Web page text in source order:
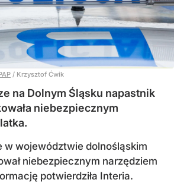
/ Krzysztof Ćwik
na Dolnym Śląsku napastnik
niebezpiecznym
w województwie dolnośląskim
niebezpiecznym narzędziem
potwierdziła Interia.